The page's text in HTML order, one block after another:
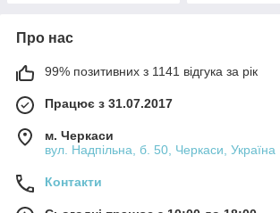
Про нас
99% позитивних з 1141 відгука за рік
Працює з 31.07.2017
м. Черкаси
вул. Надпільна, б. 50, Черкаси, Україна
Контакти